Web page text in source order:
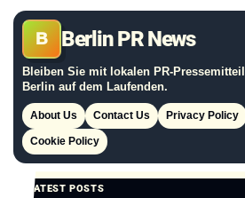
B Berlin PR News
Bleiben Sie mit lokalen PR-
Berlin auf dem Laufenden.
About Us Contact Us Privacy Policy
Cookie Policy
LATEST POSTS